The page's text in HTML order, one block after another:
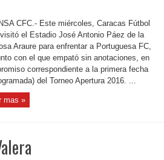
CFC.- Este miércoles, Caracas Fútbol
el Estadio José Antonio Páez de la
Araure para enfrentar a Portuguesa FC,
con el que empató sin anotaciones, en
correspondiente a la primera fecha
del Torneo Apertura 2016. ...
mas »